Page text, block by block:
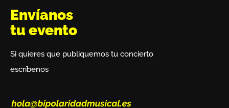
Envíanos
tu evento
Si quieres que publiquemos tu concierto
escríbenos